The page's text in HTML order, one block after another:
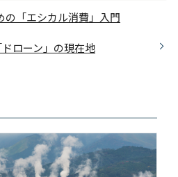
の「エシカル消費」入門
ローン」の現在地